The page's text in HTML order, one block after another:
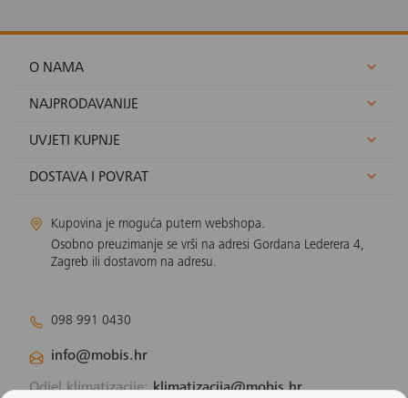
O NAMA
NAJPRODAVANIJE
UVJETI KUPNJE
DOSTAVA I POVRAT
Kupovina je moguća putem webshopa.
Osobno preuzimanje se vrši na adresi Gordana Lederera 4,
Zagreb ili dostavom na adresu.
098 991 0430
info@mobis.hr
Odjel klimatizacije:klimatizacija@mobis.hr